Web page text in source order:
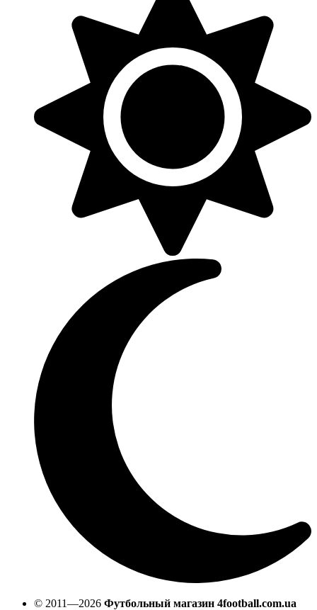
© 2011—2026 Футбольный магазин 4football.com.ua